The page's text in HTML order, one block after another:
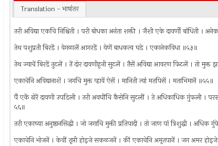
Translation - भाषांतर
तरी अविद्या एकचि निश्चिती । परी बोधका अनंता शक्ती । जैशी एके दावर्णी बांधिती ।
तेथ पशुप्रती बिरडें । वेगळालें आगरडें । येणें बाधकत्व घडे । एकानेकविधा ॥५३॥
तेथ ज्याचें बिरडें तुटलें । तें दोर दावणीहूनी सुटलें । तैसें अविद्या आवरण फिटलें । तो मुक्त
एकाचेनि अविद्यानाशें । जगचि मुक्त व्हावें ऐसें । मानिती त्यां मतपिसें । मताभिमानें ॥५५॥
पैं एकें ढोरें दावणी उपडिली । तरी अवघींचि कैसेनि सुटलीं । ते अधिकाधिक गुंफली ।
५६॥
तरी एकाच्या अनुष्ठानसिद्धी । जो जगाचि मुक्ती प्रतिपादी । तो जाण पां त्रिशुद्धी ।
एकाचेनि भोजनें । केवीं तृप्ती होइजे सकळजनें । कीं एकाचेनि अमृतपानें । जग अमर